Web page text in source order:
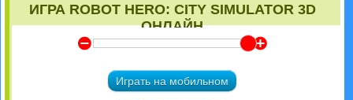
ИГРА ROBOT HERO: CITY SIMULATOR 3D
ОНЛАЙН
Y Z
Играть на мобильном